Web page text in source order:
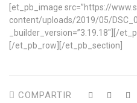
[et_pb_image src=”https://
content/uploads/2019/05/
_builder_version=”3.19.18″][/
[/et_pb_row][/et_pb_section]
COMPARTIR